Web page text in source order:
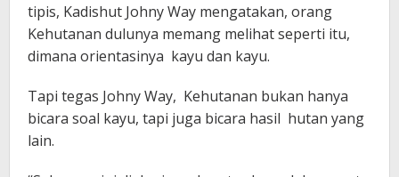
tipis, Kadishut Johny Way mengatakan, orang
Kehutanan dulunya memang melihat seperti itu,
dimana orientasinya kayu dan kayu.
Tapi tegas Johny Way, Kehutanan bukan hanya
bicara soal kayu, tapi juga bicara hasil hutan yang
lain.